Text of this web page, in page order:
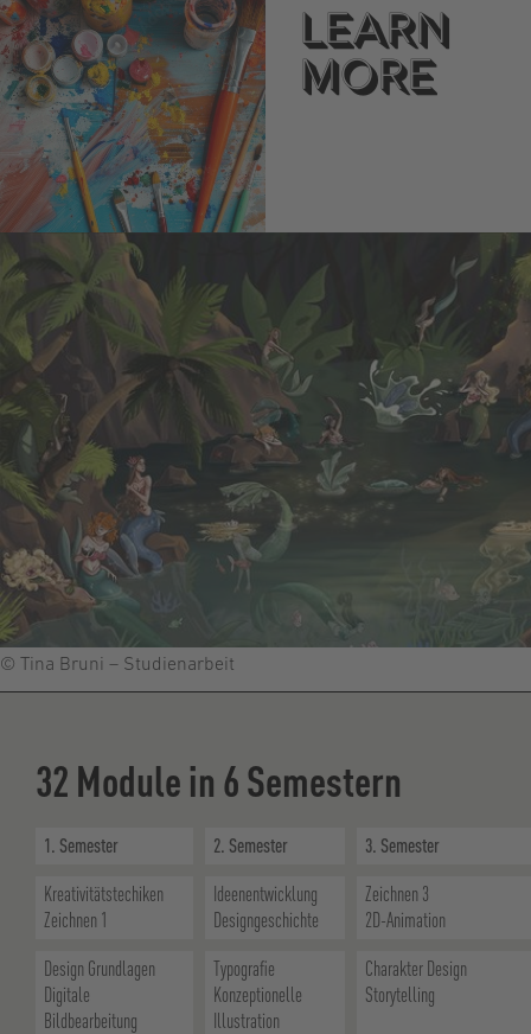
Learn
more
© Tina Bruni – Studienarbeit
32 Module in 6 Semestern
1. Semester 2. Semester
3. Semester
Kreativitätstechiken
Zeichnen 1
Ideenentwicklung
Designgeschichte
Zeichnen 3
2D-Animation
Design Grundlagen
Digitale
Bildbearbeitung
Typografie
Konzeptionelle
Illustration
Charakter Design
Storytelling